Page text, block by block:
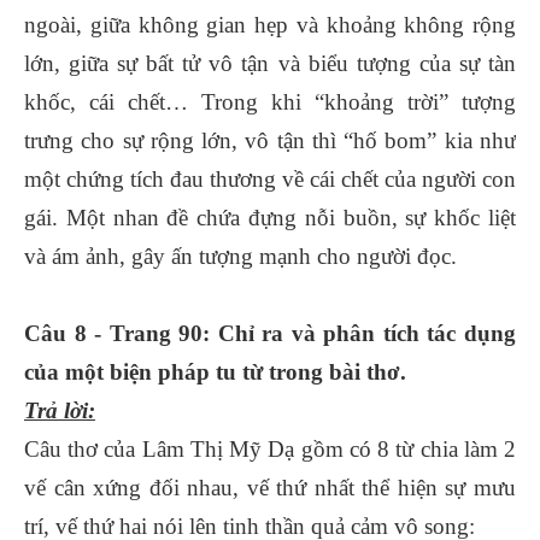
ngoài, giữa không gian hẹp và khoảng không rộng
lớn, giữa sự bất tử vô tận và biểu tượng của sự tàn
khốc, cái chết… Trong khi “khoảng trời” tượng
trưng cho sự rộng lớn, vô tận thì “hố bom” kia như
một chứng tích đau thương về cái chết của người con
gái. Một nhan đề chứa đựng nỗi buồn, sự khốc liệt
và ám ảnh, gây ấn tượng mạnh cho người đọc.
Câu 8 - Trang 90: Chỉ ra và phân tích tác dụng
của một biện pháp tu từ trong bài thơ.
Trả lời:
Câu thơ của Lâm Thị Mỹ Dạ gồm có 8 từ chia làm 2
vế cân xứng đối nhau, vế thứ nhất thể hiện sự mưu
trí, vế thứ hai nói lên tinh thần quả cảm vô song: